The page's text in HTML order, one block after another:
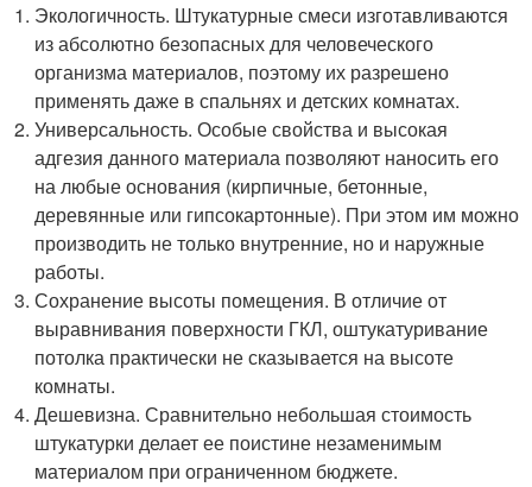
Экологичность. Штукатурные смеси изготавливаются
из абсолютно безопасных для человеческого
организма материалов, поэтому их разрешено
применять даже в спальнях и детских комнатах.
Универсальность. Особые свойства и высокая
адгезия данного материала позволяют наносить его
на любые основания (кирпичные, бетонные,
деревянные или гипсокартонные). При этом им можно
производить не только внутренние, но и наружные
работы.
Сохранение высоты помещения. В отличие от
выравнивания поверхности ГКЛ, оштукатуривание
потолка практически не сказывается на высоте
комнаты.
Дешевизна. Сравнительно небольшая стоимость
штукатурки делает ее поистине незаменимым
материалом при ограниченном бюджете.